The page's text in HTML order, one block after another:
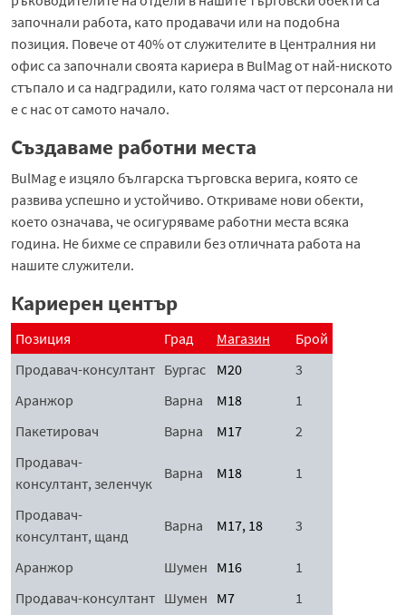
започнали работа, като продавачи или на подобна
позиция. Повече от 40% от служителите в Централния ни
офис са започнали своята кариера в BulMag от най-ниското
стъпало и са надградили, като голяма част от персонала ни
е с нас от самото начало.
Създаваме работни места
BulMag е изцяло българска търговска верига, която се
развива успешно и устойчиво. Откриваме нови обекти,
което означава, че осигуряваме работни места всяка
година. Не бихме се справили без отличната работа на
нашите служители.
Кариерен център
Позиция Град Магазин
Брой
Продавач-консултант Бургас М20
3
Аранжор
Варна М18
1
Пакетировач
Варна М17
2
Продавач-
консултант, зеленчук
Варна М18 1
Продавач-
консултант, щанд
Варна М17, 18 3
Аранжор Шумен М16
1
Продавач-консултант Шумен М7
1